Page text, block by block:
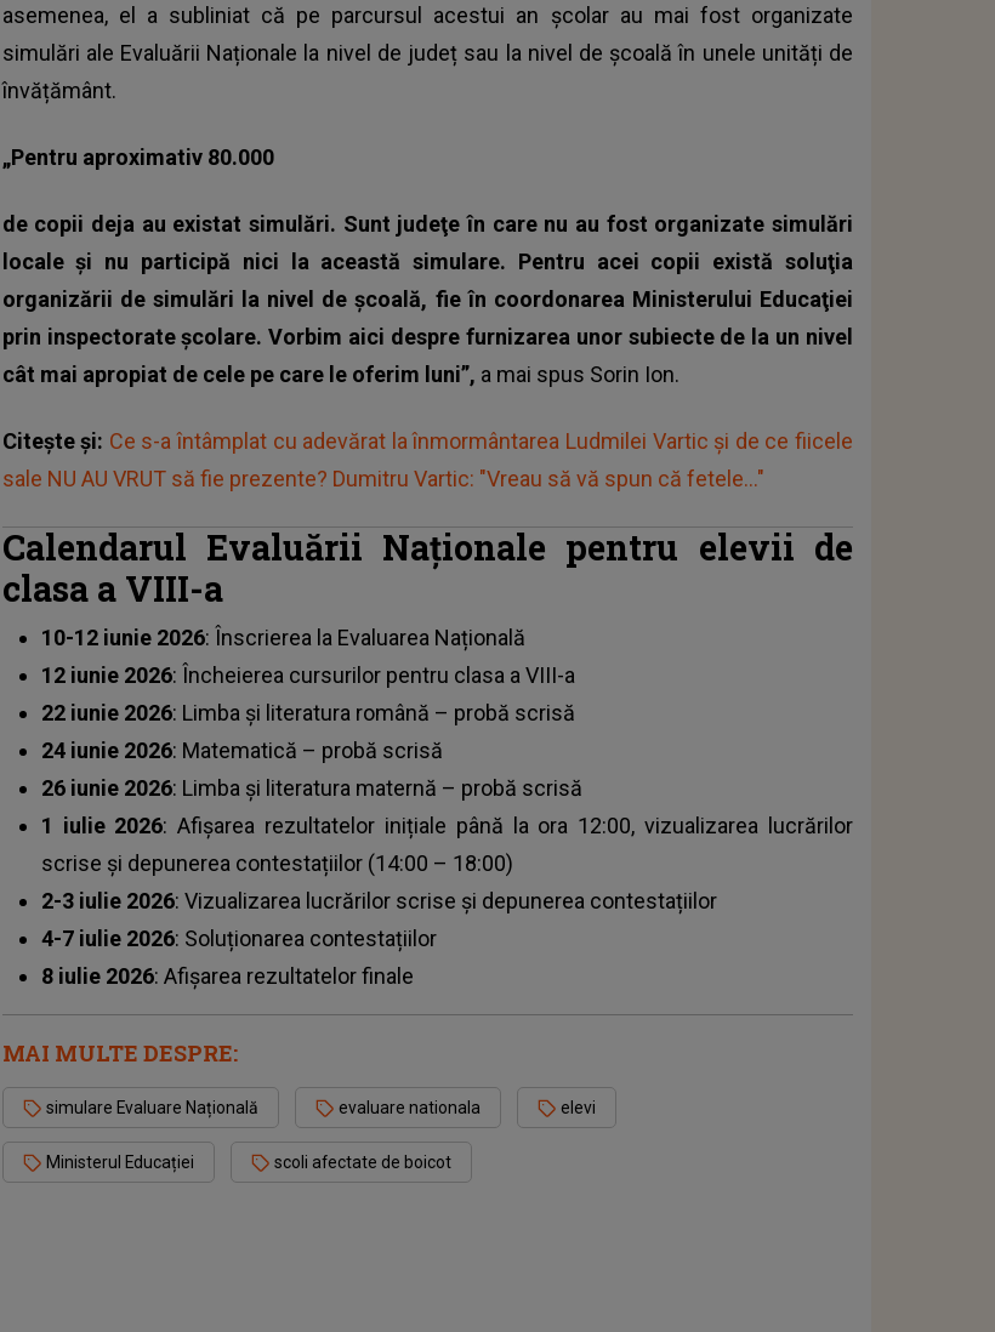
asemenea, el a subliniat că pe parcursul acestui an școlar au mai fost organizate
simulări ale Evaluării Naționale la nivel de județ sau la nivel de școală în unele unități de
învățământ.
„Pentru aproximativ 80.000
de copii deja au existat simulări. Sunt judeţe în care nu au fost organizate simulări
locale şi nu participă nici la această simulare. Pentru acei copii există soluţia
organizării de simulări la nivel de şcoală, fie în coordonarea Ministerului Educaţiei
prin inspectorate şcolare. Vorbim aici despre furnizarea unor subiecte de la un nivel
cât mai apropiat de cele pe care le oferim luni”, a mai spus Sorin Ion.
Citește și: Ce s-a întâmplat cu adevărat la înmormântarea Ludmilei Vartic și de ce fiicele
sale NU AU VRUT să fie prezente? Dumitru Vartic: "Vreau să vă spun că fetele..."
Calendarul Evaluării Naționale pentru elevii de
clasa a VIII-a
10-12 iunie 2026: Înscrierea la Evaluarea Națională
12 iunie 2026: Încheierea cursurilor pentru clasa a VIII-a
22 iunie 2026: Limba și literatura română – probă scrisă
24 iunie 2026: Matematică – probă scrisă
26 iunie 2026: Limba și literatura maternă – probă scrisă
1 iulie 2026: Afișarea rezultatelor inițiale până la ora 12:00, vizualizarea lucrărilor
scrise și depunerea contestațiilor (14:00 – 18:00)
2-3 iulie 2026: Vizualizarea lucrărilor scrise și depunerea contestațiilor
4-7 iulie 2026: Soluționarea contestațiilor
8 iulie 2026: Afișarea rezultatelor finale
MAI MULTE DESPRE:
simulare Evaluare Națională evaluare nationala elevi
Ministerul Educației scoli afectate de boicot